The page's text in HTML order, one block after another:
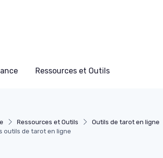
Ressources et Outils
Ressources et Outils
Outils de tarot en ligne
outils de tarot en ligne